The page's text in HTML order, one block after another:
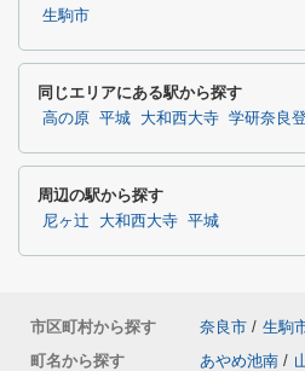
生駒市
同じエリアにある駅から探す
高の原 平城 大和西大寺 学研奈良
周辺の駅から探す
尼ヶ辻 大和西大寺 平城
市区町村から探す 奈良市 / 生駒
町名から探す
あやめ池南 /